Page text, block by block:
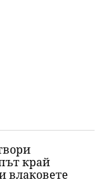
край
влаковете